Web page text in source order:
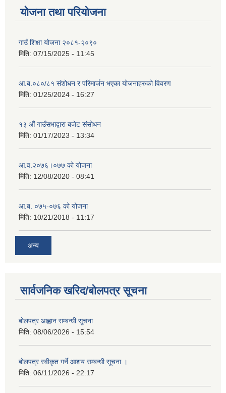
योजना तथा परियोजना
गाउँ शिक्षा योजना २०८१-२०९०
मिति: 07/15/2025 - 11:45
आ.ब.०८०/८१ संशोधन र परिमार्जन भएका योजनाहरुको विवरण
मिति: 01/25/2024 - 16:27
१३ औं गाउँसभाद्वारा बजेट संसोधन
मिति: 01/17/2023 - 13:34
आ‍.व.२०७६।०७७ को योजना
मिति: 12/08/2020 - 08:41
आ.ब. ०७५-०७६ को योजना
मिति: 10/21/2018 - 11:17
अन्य
सार्वजनिक खरिद/बोलपत्र सूचना
बोलपत्र आह्वान सम्बन्धी सूचना
मिति: 08/06/2026 - 15:54
बोलपत्र स्वीकृत गर्ने आशय सम्बन्धी सूचना ।
मिति: 06/11/2026 - 22:17